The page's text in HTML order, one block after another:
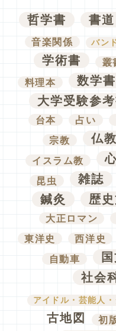
哲学書 書道
音楽関係 バン
学術書 叢
料理本
数学書
大学受験参
台本
占い
宗教
仏
イスラム教
昆虫 雑誌
鍼灸
歴
大正ロマン
東洋史
西洋史
自動車
社会
アイドル・芸能人・
古地図
初